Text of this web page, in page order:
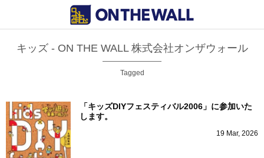
キッズ - ON THE WALL 株式会社オンザウォール
Tagged
「キッズDIYフェスティバル2006」に参加いた
します。
19 Mar, 2026